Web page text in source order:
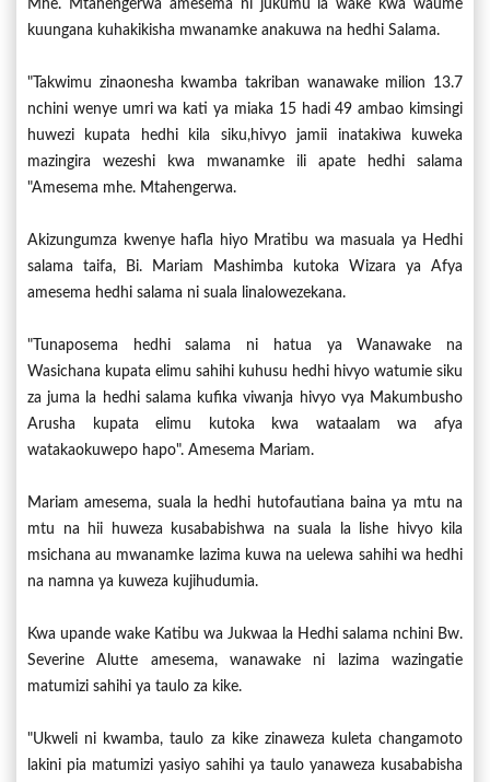
Mhe. Mtahengerwa amesema ni jukumu la wake kwa waume
kuungana kuhakikisha mwanamke anakuwa na hedhi Salama.
"Takwimu zinaonesha kwamba takriban wanawake milion 13.7
nchini wenye umri wa kati ya miaka 15 hadi 49 ambao kimsingi
huwezi kupata hedhi kila siku,hivyo jamii inatakiwa kuweka
mazingira wezeshi kwa mwanamke ili apate hedhi salama
"Amesema mhe. Mtahengerwa.
Akizungumza kwenye hafla hiyo Mratibu wa masuala ya Hedhi
salama taifa, Bi. Mariam Mashimba kutoka Wizara ya Afya
amesema hedhi salama ni suala linalowezekana.
"Tunaposema hedhi salama ni hatua ya Wanawake na
Wasichana kupata elimu sahihi kuhusu hedhi hivyo watumie siku
za juma la hedhi salama kufika viwanja hivyo vya Makumbusho
Arusha kupata elimu kutoka kwa wataalam wa afya
watakaokuwepo hapo". Amesema Mariam.
Mariam amesema, suala la hedhi hutofautiana baina ya mtu na
mtu na hii huweza kusababishwa na suala la lishe hivyo kila
msichana au mwanamke lazima kuwa na uelewa sahihi wa hedhi
na namna ya kuweza kujihudumia.
Kwa upande wake Katibu wa Jukwaa la Hedhi salama nchini Bw.
Severine Alutte amesema, wanawake ni lazima wazingatie
matumizi sahihi ya taulo za kike.
"Ukweli ni kwamba, taulo za kike zinaweza kuleta changamoto
lakini pia matumizi yasiyo sahihi ya taulo yanaweza kusababisha